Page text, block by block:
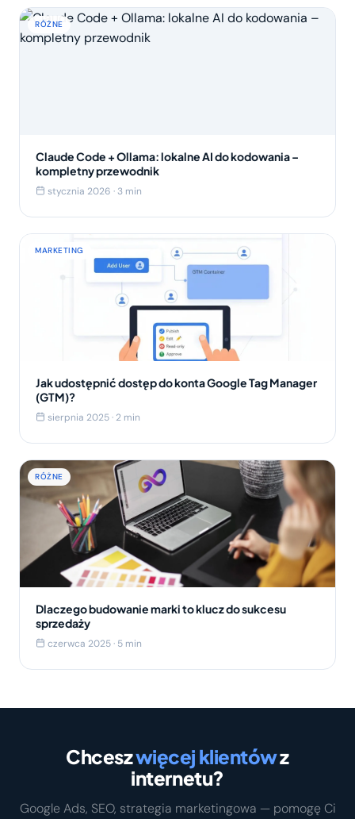
RÓŻNE
Claude Code + Ollama: lokalne AI do kodowania –
kompletny przewodnik
stycznia 2026 · 3 min
MARKETING
Jak udostępnić dostęp do konta Google Tag Manager
(GTM)?
sierpnia 2025 · 2 min
RÓŻNE
Dlaczego budowanie marki to klucz do sukcesu
sprzedaży
czerwca 2025 · 5 min
Chceszwięcej klientówz
internetu?
Google Ads, SEO, strategia marketingowa — pomogę Ci